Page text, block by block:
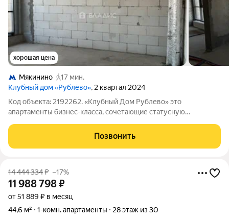
хорошая цена
Мякинино
17 мин.
Клубный дом «Рублёво», 2 квартал 2024
Код объекта: 2192262. «Клубный Дом Рублево» это
апартаменты бизнес-класса, сочетающие статусную
переменной этажности (от 8 до 10 этажей) выделяется
уникальным дизайном фасадов, облицованных
Позвонить
14 444 334₽ –17%
11 988 798₽
от 51 889 ₽ в месяц
44,6 м²
1-комн. апартаменты 28 этаж из 30